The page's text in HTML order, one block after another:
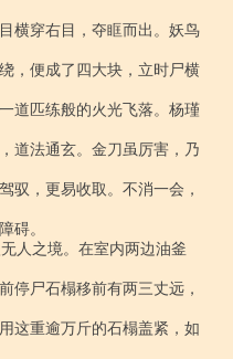
横穿右目，夺眶而出。妖鸟
，便成了四大块，立时尸横
道匹练般的火光飞落。杨瑾
道法通玄。金刀虽厉害，乃
驭，更易收取。不消一会，
碍。
停尸石榻移前有两三丈远，
这重逾万斤的石榻盖紧，如